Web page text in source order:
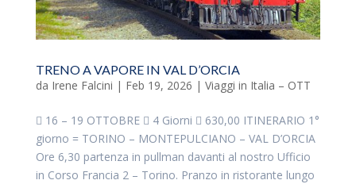
TRENO A VAPORE IN VAL D’ORCIA
da Irene Falcini | Feb 19, 2026 | Viaggi in Italia – OTT
 16 – 19 OTTOBRE  4 Giorni  630,00 ITINERARIO 1°
giorno = TORINO – MONTEPULCIANO – VAL D’ORCIA
Ore 6,30 partenza in pullman davanti al nostro Ufficio
in Corso Francia 2 – Torino. Pranzo in ristorante lungo